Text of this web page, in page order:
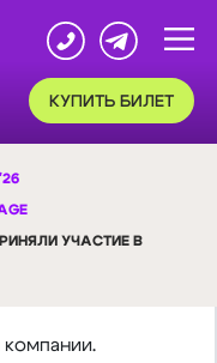
БИЛЕТ
УЧАСТИЕ В